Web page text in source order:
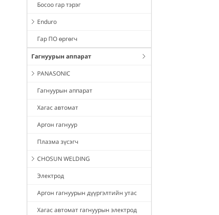
Босоо гар тэрэг
Enduro
Гар ПО өргөгч
Гагнуурын аппарат
PANASONIC
Гагнуурын аппарат
Хагас автомат
Аргон гагнуур
Плазма зүсэгч
CHOSUN WELDING
Электрод
Аргон гагнуурын дүүргэлтийн утас
Хагас автомат гагнуурын электрод